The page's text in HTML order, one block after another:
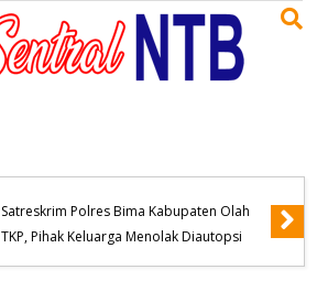
Satreskrim Polres Bima Kabupaten Olah
TKP, Pihak Keluarga Menolak Diautopsi